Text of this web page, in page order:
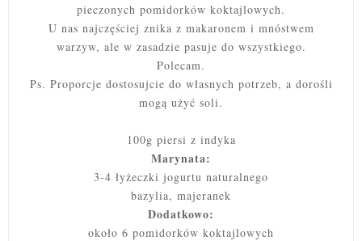
pieczonych pomidorków koktajlowych.
U nas najczęściej znika z makaronem i mnóstwem
warzyw, ale w zasadzie pasuje do wszystkiego.
Polecam.
Ps. Proporcje dostosujcie do własnych potrzeb, a dorośli
mogą użyć soli.
100g piersi z indyka
Marynata:
3-4 łyżeczki jogurtu naturalnego
bazylia, majeranek
Dodatkowo:
około 6 pomidorków koktajlowych